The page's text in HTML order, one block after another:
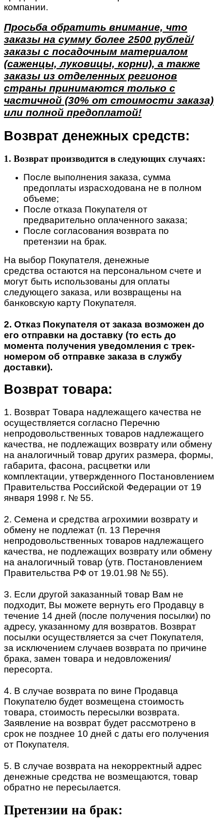
компании.
Просьба обратить внимание, что
заказы на сумму более 2500 рублей/
заказы с посадочным материалом
(саженцы, луковицы, корни), а также
заказы из отделенных регионов
страны принимаются только с
частичной (30% от стоимости заказа)
или полной предоплатой!
Возврат денежных средств:
1. Возврат производится в следующих случаях:
После выполнения заказа, сумма
предоплаты израсходована не в полном
объеме;
После отказа Покупателя от
предварительно оплаченного заказа;
После согласования возврата по
претензии на брак.
На выбор Покупателя, денежные
средства остаются на персональном счете и
могут быть использованы для оплаты
следующего заказа, или возвращены на
банковскую карту Покупателя.
2. Отказ Покупателя от заказа возможен до
его отправки на доставку (то есть до
момента получения уведомления с трек-
номером об отправке заказа в службу
доставки).
Возврат товара:
1. Возврат Товара надлежащего качества не
осуществляется согласно Перечню
непродовольственных товаров надлежащего
качества, не подлежащих возврату или обмену
на аналогичный товар других размера, формы,
габарита, фасона, расцветки или
комплектации, утвержденного Постановлением
Правительства Российской Федерации от 19
января 1998 г. № 55.
2. Семена и средства агрохимии возврату и
обмену не подлежат (п. 13 Перечня
непродовольственных товаров надлежащего
качества, не подлежащих возврату или обмену
на аналогичный товар (утв. Постановлением
Правительства РФ от 19.01.98 № 55).
3. Если другой заказанный товар Вам не
подходит, Вы можете вернуть его Продавцу в
течение 14 дней (после получения посылки) по
адресу, указанному для возвратов. Возврат
посылки осуществляется за счет Покупателя,
за исключением случаев возврата по причине
брака, замен товара и недовложения/
пересорта.
4. В случае возврата по вине Продавца
Покупателю будет возмещена стоимость
товара, стоимость пересылки возврата.
Заявление на возврат будет рассмотрено в
срок не позднее 10 дней с даты его получения
от Покупателя.
5. В случае возврата на некорректный адрес
денежные средства не возмещаются, товар
обратно не пересылается.
Претензии на брак: